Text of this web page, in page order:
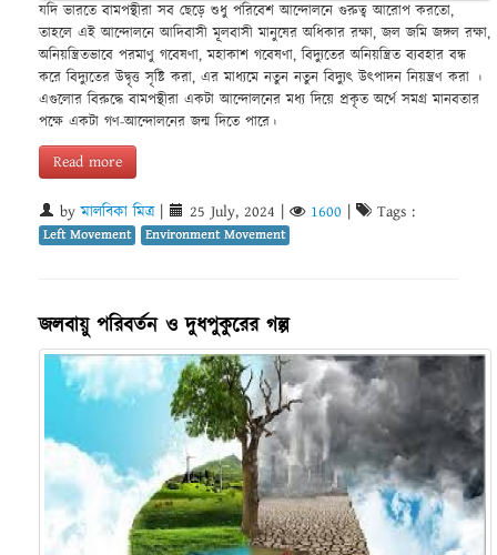
যদি ভারতে বামপন্থীরা সব ছেড়ে শুধু পরিবেশ আন্দোলনে গুরুত্ব আরোপ করতো,
তাহলে এই আন্দোলনে আদিবাসী মূলবাসী মানুষের অধিকার রক্ষা, জল জমি জঙ্গল রক্ষা,
অনিয়ন্ত্রিতভাবে পরমাণু গবেষণা, মহাকাশ গবেষণা, বিদ্যুতের অনিয়ন্ত্রিত ব্যবহার বন্ধ
করে বিদ্যুতের উদ্বৃত্ত সৃষ্টি করা, এর মাধ্যমে নতুন নতুন বিদ্যুৎ উৎপাদন নিয়ন্ত্রণ করা ।
এগুলোর বিরুদ্ধে বামপন্থীরা একটা আন্দোলনের মধ্য দিয়ে প্রকৃত অর্থে সমগ্র মানবতার
পক্ষে একটা গণ-আন্দোলনের জন্ম দিতে পারে।
Read more
byমালবিকা মিত্র| 25 July, 2024 1600 Tags :
Left Movement Environment Movement
জলবায়ু পরিবর্তন ও দুধপুকুরের গল্প